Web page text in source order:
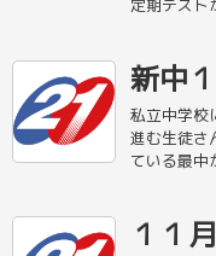
定期テスト
３週間あ
新中
私立中学校
進む生徒さ
ている最中
ものが新
１１